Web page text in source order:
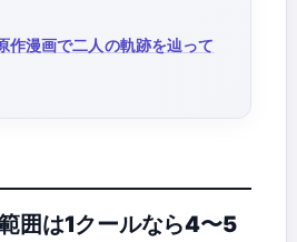
作漫画で二人の軌跡を辿って
囲は1クールなら4〜5